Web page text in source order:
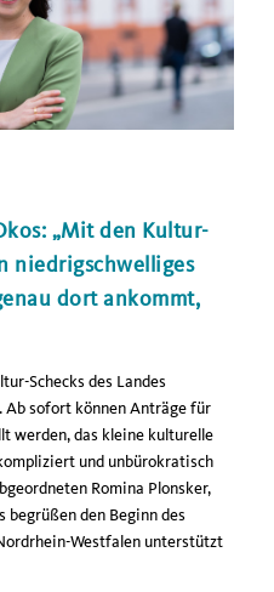
„Mit den Kultur-
niedrigschwelliges
dort ankommt,
Schecks des Landes
sofort können Anträge für
werden, das kleine kulturelle
und unbürokratisch
Romina Plonsker,
begrüßen den Beginn des
Westfalen unterstützt